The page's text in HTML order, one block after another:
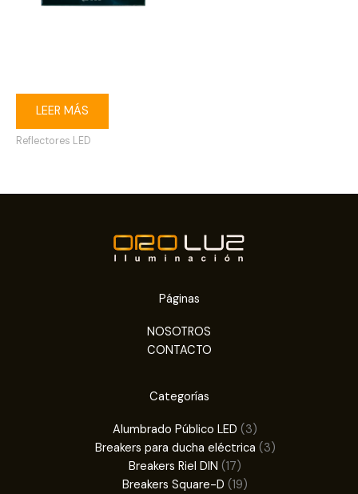
LEER MÁS
Reflectores LED
Páginas
NOSOTROS
CONTACTO
Categorías
Alumbrado Público LED 33
productos
Breakers para ducha eléctrica 33
Breakers Riel DIN 1717
productos
Breakers Square-D 1919